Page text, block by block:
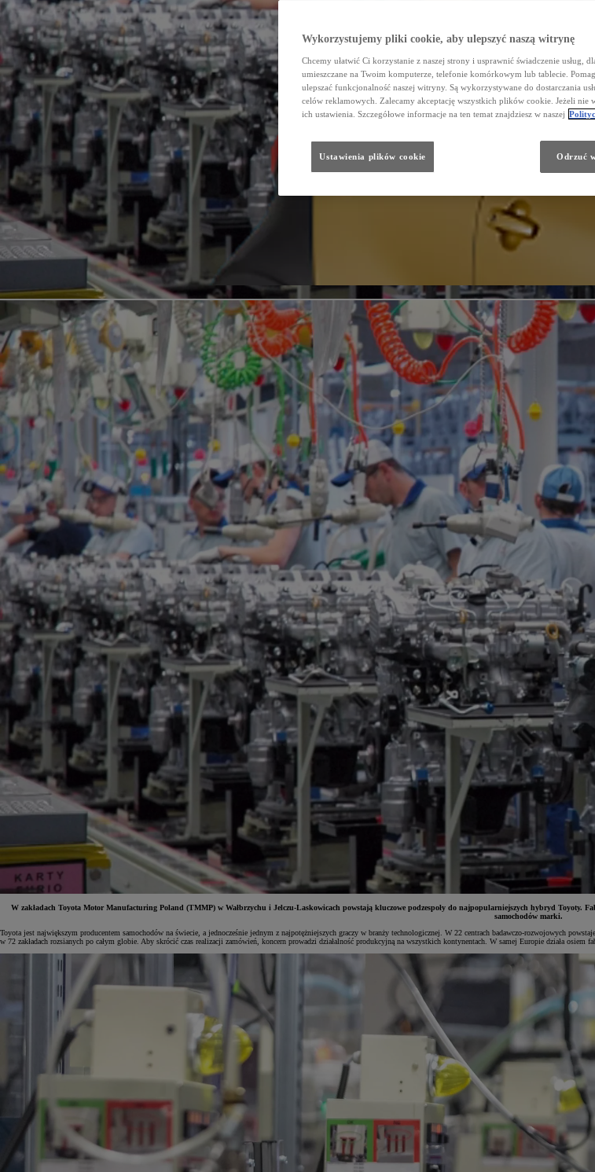
Od81 900 zł
Yaris Cross
HYBRID
W zakładach Toyota Motor Manufacturing Poland (TMMP) w Wałbrzychu i Jelczu-Laskowicach powstają kluczowe podzespoły do najpopularniejszych hybryd Toyoty.
samochodów marki.
Toyota jest największym producentem samochodów na świecie, a jednocześnie jednym z najpotężniejszych graczy w branży technologicznej. W 22 centrach badawczo-rozwojowych
w 72 zakładach rozsianych po całym globie. Aby skrócić czas realizacji zamówień, koncern prowadzi działalność produkcyjną na wszystkich kontynentach. W samej Europie działa
Wykorzystujemy pliki cookie, aby ulepszyć naszą witrynę
Chcemy ułatwić Ci korzystanie z naszej strony i usprawnić świadczenie usług,
umieszczane na Twoim komputerze, telefonie komórkowym lub tablecie.
ulepszać funkcjonalność naszej witryny. Są wykorzystywane do dostarczania
celów reklamowych. Zalecamy akceptację wszystkich plików cookie. Jeżeli nie
ich ustawienia. Szczegółowe informacje na ten temat znajdziesz w naszej
Ustawienia plików cookie Odrzuć